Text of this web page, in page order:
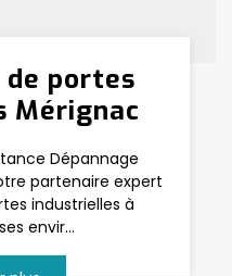
portes
Mérignac
Dépannage
partenaire expert
industrielles à
envir...